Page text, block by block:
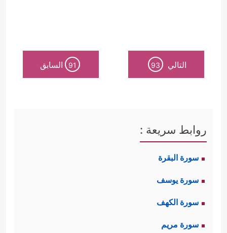
التالي 93
91 السابق
روابط سريعة :
سورة البقرة
سورة يوسف
سورة الكهف
سورة مريم